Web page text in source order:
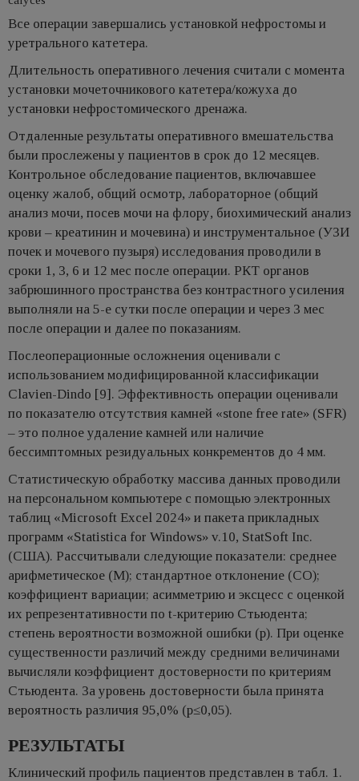
Все операции завершались установкой нефростомы и
уретрального катетера.
Длительность оперативного лечения считали с момента
установки мочеточникового катетера/кожуха до
установки нефростомического дренажа.
Отдаленные результаты оперативного вмешательства
были прослежены у пациентов в срок до 12 месяцев.
Контрольное обследование пациентов, включавшее
оценку жалоб, общий осмотр, лабораторное (общий
анализ мочи, посев мочи на флору, биохимический анализ
крови – креатинин и мочевина) и инструментальное (УЗИ
почек и мочевого пузыря) исследования проводили в
сроки 1, 3, 6 и 12 мес после операции. РКТ органов
забрюшинного пространства без контрастного усиления
выполняли на 5-е сутки после операции и через 3 мес
после операции и далее по показаниям.
Послеоперационные осложнения оценивали с
использованием модифицированной классификации
Clavien-Dindo [9]. Эффективность операции оценивали
по показателю отсутствия камней «stone free rate» (SFR)
– это полное удаление камней или наличие
бессимптомных резидуальных конкрементов до 4 мм.
Статистическую обработку массива данных проводили
на персональном компьютере с помощью электронных
таблиц «Microsoft Excel 2024» и пакета прикладных
программ «Statistica for Windows» v.10, StatSoft Inc.
(США). Рассчитывали следующие показатели: среднее
арифметическое (М); стандартное отклонение (СО);
коэффициент вариации; асимметрию и эксцесс с оценкой
их репрезентативности по t-критерию Стьюдента;
степень вероятности возможной ошибки (p). При оценке
существенности различий между средними величинами
вычисляли коэффициент достоверности по критериям
Стьюдента. За уровень достоверности была принята
вероятность различия 95,0% (p≤0,05).
РЕЗУЛЬТАТЫ
Клинический профиль пациентов представлен в табл. 1.